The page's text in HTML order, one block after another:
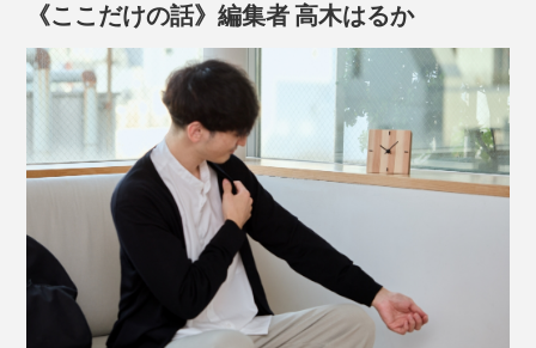
「孝行縞」を表しています。
ウト確定後はキャンセル・変更はできません。
3. レイアウト確定後、製作に入ります。発送までの目安
は、約2週間ですが、正式なお届け日時は、メールにて
お知らせ致します。
《ここだけの話》編集者 高木はるか